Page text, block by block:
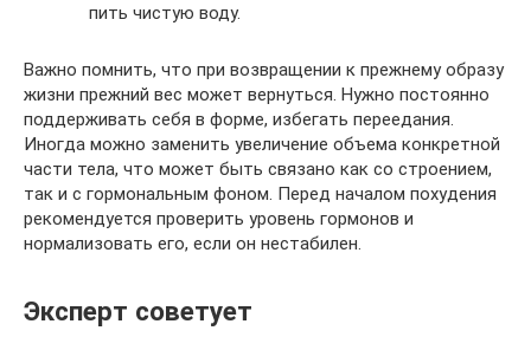
пить чистую воду.
Важно помнить, что при возвращении к прежнему образу
жизни прежний вес может вернуться. Нужно постоянно
поддерживать себя в форме, избегать переедания.
Иногда можно заменить увеличение объема конкретной
части тела, что может быть связано как со строением,
так и с гормональным фоном. Перед началом похудения
рекомендуется проверить уровень гормонов и
нормализовать его, если он нестабилен.
Эксперт советует